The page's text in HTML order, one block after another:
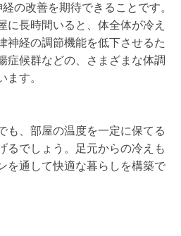
の改善を期待できることです。
に長時間いると、体全体が冷え
神経の調節機能を低下させるた
症候群などの、さまざまな体調
ます。
も、部屋の温度を一定に保てる
るでしょう。足元からの冷えも
を通して快適な暮らしを構築で